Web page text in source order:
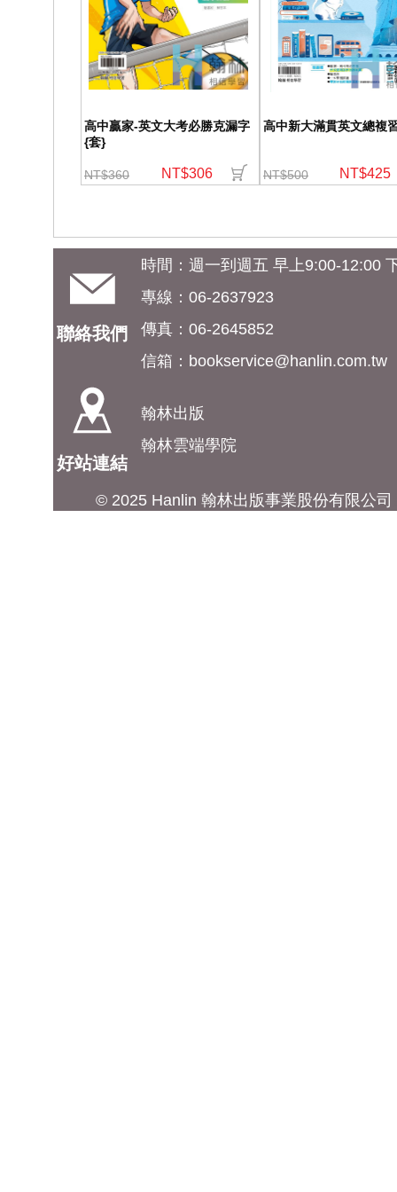
高中贏家-英文大考必勝克漏字
{套}
NT$360 NT$306
高中新大滿貫英文總複
NT$500 NT$425
聯絡我們
時間：週一到週五 早上9:00-12:00
專線：06-2637923
傳真：06-2645852
信箱： bookservice@hanlin.com.tw
好站連結
翰林出版
翰林雲端學院
© 2025 Hanlin 翰林出版事業股份有限公司